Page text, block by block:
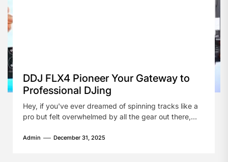
DDJ FLX4 Pioneer Your Gateway to
Professional DJing
Hey, if you've ever dreamed of spinning tracks like a
pro but felt overwhelmed by all the gear out there,...
Admin December 31, 2025